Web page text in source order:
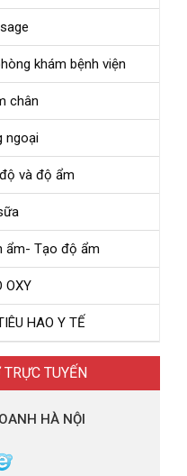
khám bệnh viện
chân
ngoại
và độ ẩm
ẩm- Tạo độ ẩm
OXY
HAO Y TẾ
TRỰC TUYẾN
HÀ NỘI